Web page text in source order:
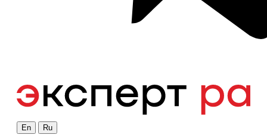
En Ru